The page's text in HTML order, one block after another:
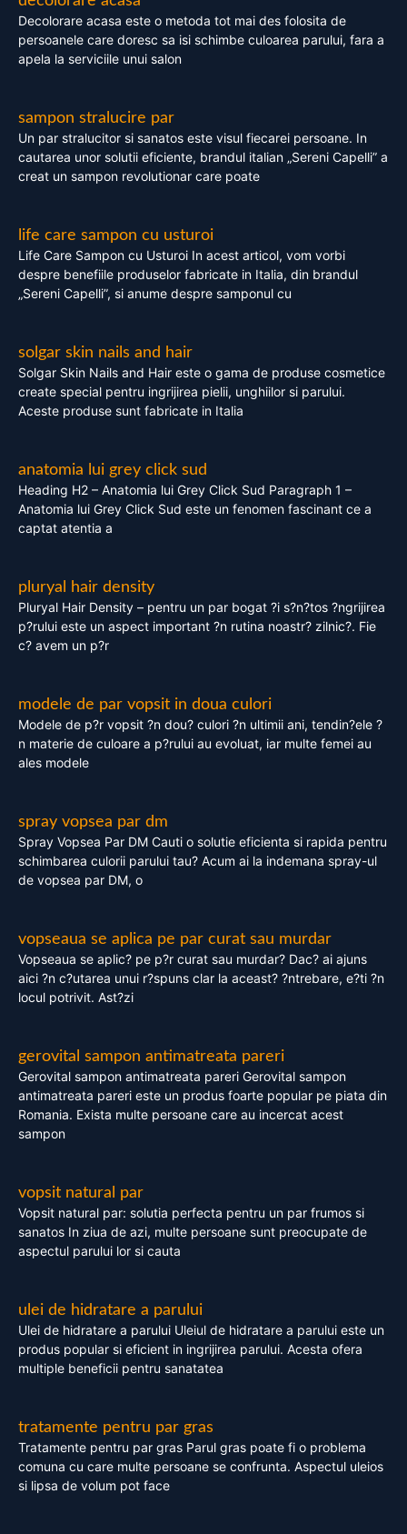
Decolorare acasa este o metoda tot mai des folosita de
persoanele care doresc sa isi schimbe culoarea parului, fara a
apela la serviciile unui salon
sampon stralucire par
Un par stralucitor si sanatos este visul fiecarei persoane. In
cautarea unor solutii eficiente, brandul italian „Sereni Capelli” a
creat un sampon revolutionar care poate
life care sampon cu usturoi
Life Care Sampon cu Usturoi In acest articol, vom vorbi
despre benefiile produselor fabricate in Italia, din brandul
„Sereni Capelli”, si anume despre samponul cu
solgar skin nails and hair
Solgar Skin Nails and Hair este o gama de produse cosmetice
create special pentru ingrijirea pielii, unghiilor si parului.
Aceste produse sunt fabricate in Italia
anatomia lui grey click sud
Heading H2 – Anatomia lui Grey Click Sud Paragraph 1 –
Anatomia lui Grey Click Sud este un fenomen fascinant ce a
captat atentia a
pluryal hair density
Pluryal Hair Density – pentru un par bogat ?i s?n?tos ?ngrijirea
p?rului este un aspect important ?n rutina noastr? zilnic?. Fie
c? avem un p?r
modele de par vopsit in doua culori
Modele de p?r vopsit ?n dou? culori ?n ultimii ani, tendin?ele ?
n materie de culoare a p?rului au evoluat, iar multe femei au
ales modele
spray vopsea par dm
Spray Vopsea Par DM Cauti o solutie eficienta si rapida pentru
schimbarea culorii parului tau? Acum ai la indemana spray-ul
de vopsea par DM, o
vopseaua se aplica pe par curat sau murdar
Vopseaua se aplic? pe p?r curat sau murdar? Dac? ai ajuns
aici ?n c?utarea unui r?spuns clar la aceast? ?ntrebare, e?ti ?n
locul potrivit. Ast?zi
gerovital sampon antimatreata pareri
Gerovital sampon antimatreata pareri Gerovital sampon
antimatreata pareri este un produs foarte popular pe piata din
Romania. Exista multe persoane care au incercat acest
sampon
vopsit natural par
Vopsit natural par: solutia perfecta pentru un par frumos si
sanatos In ziua de azi, multe persoane sunt preocupate de
aspectul parului lor si cauta
ulei de hidratare a parului
Ulei de hidratare a parului Uleiul de hidratare a parului este un
produs popular si eficient in ingrijirea parului. Acesta ofera
multiple beneficii pentru sanatatea
tratamente pentru par gras
Tratamente pentru par gras Parul gras poate fi o problema
comuna cu care multe persoane se confrunta. Aspectul uleios
si lipsa de volum pot face